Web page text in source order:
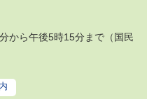
から午後5時15分まで（国民